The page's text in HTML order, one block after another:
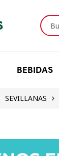
BEBIDAS
SEVILLANAS